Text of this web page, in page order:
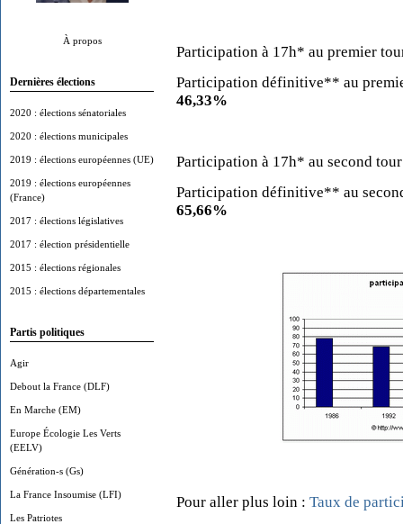
À propos
Dernières élections
2020 : élections sénatoriales
2020 : élections municipales
2019 : élections européennes (UE)
2019 : élections européennes
(France)
2017 : élections législatives
2017 : élection présidentielle
2015 : élections régionales
2015 : élections départementales
Partis politiques
Agir
Debout la France (DLF)
En Marche (EM)
Europe Écologie Les Verts
(EELV)
Génération-s (Gs)
La France Insoumise (LFI)
Les Patriotes
Participation à 17h* au premier
Participation définitive** au
46,33%
Participation à 17h* au second
Participation définitive** au
65,66%
Pour aller plus loin : Taux de